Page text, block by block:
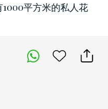
平方米的私人花